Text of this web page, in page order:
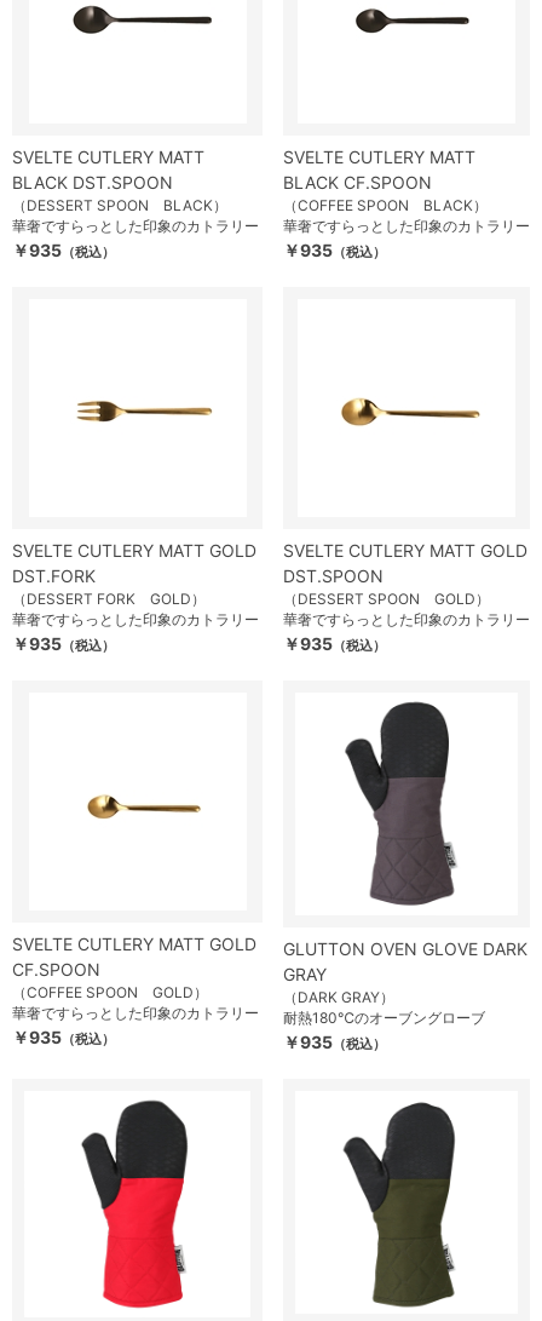
SVELTE CUTLERY MATT
BLACK DST.SPOON
（DESSERT SPOON BLACK）
華奢ですらっとした印象のカトラリー
￥935 （税込）
SVELTE CUTLERY MATT
BLACK CF.SPOON
（COFFEE SPOON BLACK）
華奢ですらっとした印象のカトラリー
￥935 （税込）
SVELTE CUTLERY MATT GOLD
DST.FORK
（DESSERT FORK GOLD）
華奢ですらっとした印象のカトラリー
￥935 （税込）
SVELTE CUTLERY MATT GOLD
DST.SPOON
（DESSERT SPOON GOLD）
華奢ですらっとした印象のカトラリー
￥935 （税込）
SVELTE CUTLERY MATT GOLD
CF.SPOON
（COFFEE SPOON GOLD）
華奢ですらっとした印象のカトラリー
￥935 （税込）
GLUTTON OVEN GLOVE DARK
GRAY
（DARK GRAY）
耐熱180℃のオーブングローブ
￥935 （税込）